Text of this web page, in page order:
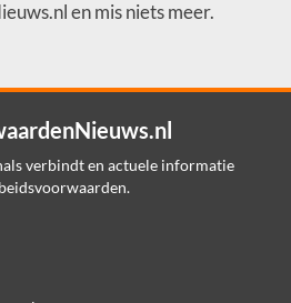
en mis niets meer.
verbindt en actuele informatie